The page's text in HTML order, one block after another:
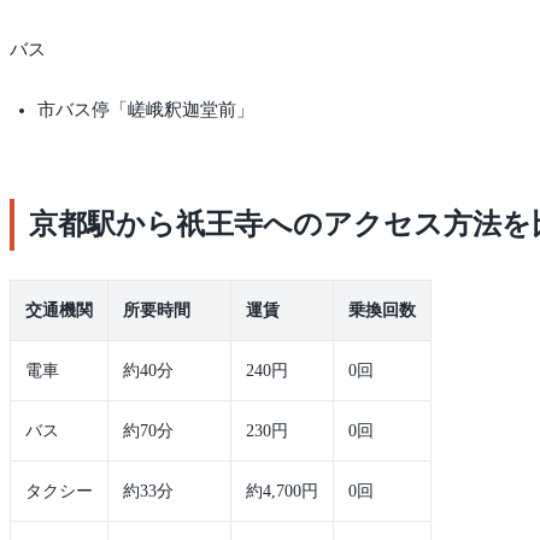
バス
市バス停「嵯峨釈迦堂前」
京都駅から祇王寺へのアクセス方法を
交通機関 所要時間 運賃 乗換回数
電車 約40分 240円 0回
バス 約70分 230円 0回
タクシー 約33分 約4,700円 0回